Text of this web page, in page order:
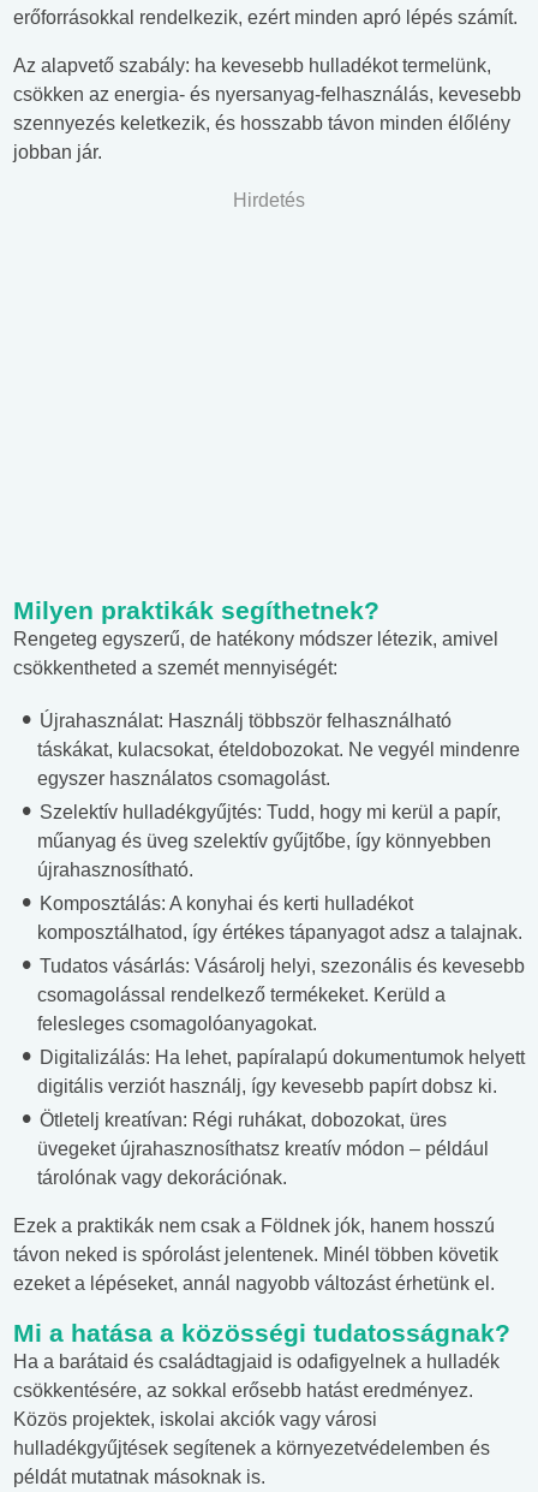
erőforrásokkal rendelkezik, ezért minden apró lépés számít.
Az alapvető szabály: ha kevesebb hulladékot termelünk,
csökken az energia- és nyersanyag-felhasználás, kevesebb
szennyezés keletkezik, és hosszabb távon minden élőlény
jobban jár.
Hirdetés
Milyen praktikák segíthetnek?
Rengeteg egyszerű, de hatékony módszer létezik, amivel
csökkentheted a szemét mennyiségét:
Újrahasználat: Használj többször felhasználható
táskákat, kulacsokat, ételdobozokat. Ne vegyél mindenre
egyszer használatos csomagolást.
Szelektív hulladékgyűjtés: Tudd, hogy mi kerül a papír,
műanyag és üveg szelektív gyűjtőbe, így könnyebben
újrahasznosítható.
Komposztálás: A konyhai és kerti hulladékot
komposztálhatod, így értékes tápanyagot adsz a talajnak.
Tudatos vásárlás: Vásárolj helyi, szezonális és kevesebb
csomagolással rendelkező termékeket. Kerüld a
felesleges csomagolóanyagokat.
Digitalizálás: Ha lehet, papíralapú dokumentumok helyett
digitális verziót használj, így kevesebb papírt dobsz ki.
Ötletelj kreatívan: Régi ruhákat, dobozokat, üres
üvegeket újrahasznosíthatsz kreatív módon – például
tárolónak vagy dekorációnak.
Ezek a praktikák nem csak a Földnek jók, hanem hosszú
távon neked is spórolást jelentenek. Minél többen követik
ezeket a lépéseket, annál nagyobb változást érhetünk el.
Mi a hatása a közösségi tudatosságnak?
Ha a barátaid és családtagjaid is odafigyelnek a hulladék
csökkentésére, az sokkal erősebb hatást eredményez.
Közös projektek, iskolai akciók vagy városi
hulladékgyűjtések segítenek a környezetvédelemben és
példát mutatnak másoknak is.